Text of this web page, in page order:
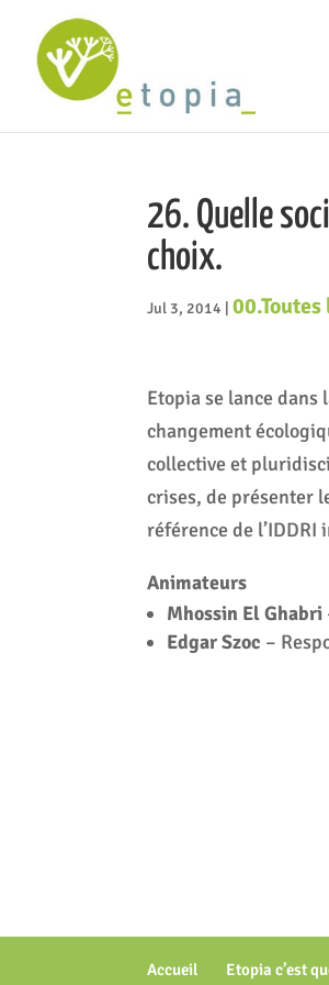
26. Quelle
choix.
Jul 3, 2014 |
Etopia se lance
changement
collective et
crises, de présenter
référence de
Animateurs
Mhossin El Ghabri
Edgar Szoc –
Accueil Etopia c’est